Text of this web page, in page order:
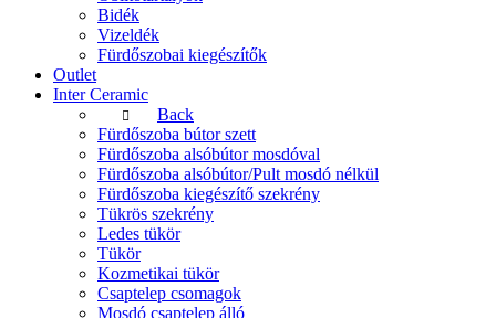
Bidék
Vizeldék
Fürdőszobai kiegészítők
Outlet
Inter Ceramic
Back
Fürdőszoba bútor szett
Fürdőszoba alsóbútor mosdóval
Fürdőszoba alsóbútor/Pult mosdó nélkül
Fürdőszoba kiegészítő szekrény
Tükrös szekrény
Ledes tükör
Tükör
Kozmetikai tükör
Csaptelep csomagok
Mosdó csaptelep álló